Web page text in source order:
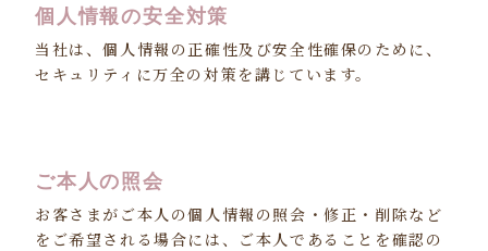
個人情報の安全対策
当社は、個人情報の正確性及び安全性確保のために、
セキュリティに万全の対策を講じています。
ご本人の照会
お客さまがご本人の個人情報の照会・修正・削除など
をご希望される場合には、ご本人であることを確認の